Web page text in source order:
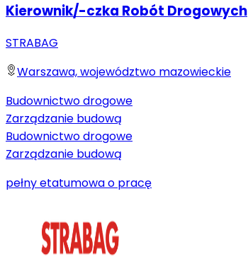
Kierownik/-czka Robót Drogowych
STRABAG
Warszawa, województwo mazowieckie
Budownictwo drogowe
Zarządzanie budową
Budownictwo drogowe
Zarządzanie budową
pełny etatumowa o pracę